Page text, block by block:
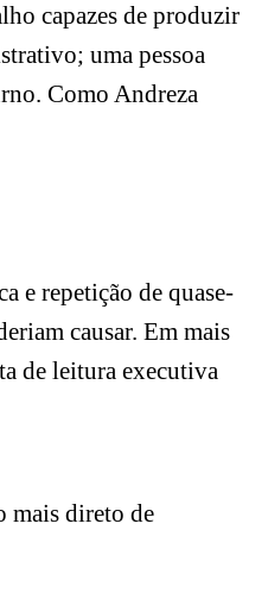
capazes de produzir
uma pessoa
Como Andreza
e repetição de quase-
causar. Em mais
de leitura executiva
mais direto de